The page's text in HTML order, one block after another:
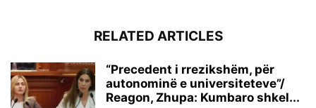
RELATED ARTICLES
“Precedent i rrezikshëm, për
autonominë e universiteteve”/
Reagon, Zhupa: Kumbaro shkel...